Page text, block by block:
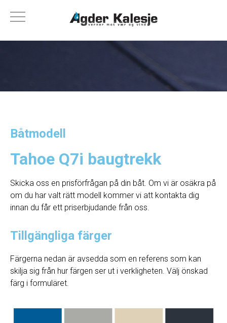
Båtmodell
Tahoe Q7i baugtrekk
Skicka oss en prisförfrågan på din båt. Om vi ​​är osäkra på
om du har valt rätt modell kommer vi att kontakta dig
innan du får ett priserbjudande från oss.
Tillgängliga färger
Färgerna nedan är avsedda som en referens som kan
skilja sig från hur färgen ser ut i verkligheten. Välj önskad
färg i formuläret.